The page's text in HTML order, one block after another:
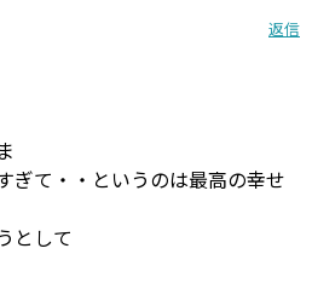
返信
ぎて・・というのは最高の幸せ
として